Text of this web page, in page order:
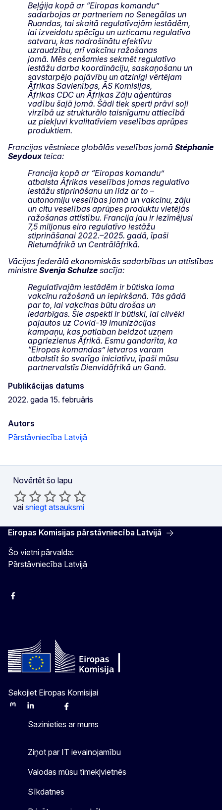
Beļģija kopā ar “Eiropas komandu”
sadarbojas ar partneriem no Senegālas un
Ruandas, tai skaitā regulatīvajām iestādēm,
lai izveidotu spēcīgu un uzticamu regulatīvo
satvaru, kas nodrošinātu efektīvu
uzraudzību, arī vakcīnu ražošanas
jomā. Mēs cenšamies sekmēt regulatīvo
iestāžu darba koordināciju, saskaņošanu un
savstarpējo paļāvību un atzinīgi vērtējam
Āfrikas Savienības, ĀS Komisijas,
Āfrikas CDC un Āfrikas Zāļu aģentūras
vadību šajā jomā. Šādi tiek sperti prāvi soļi
virzībā uz strukturālo taisnīgumu attiecībā
uz piekļuvi kvalitatīviem veselības aprūpes
produktiem.
Francijas vēstniece globālās veselības jomā Stéphanie
Seydouxteica:
Francija kopā ar “Eiropas komandu”
atbalsta Āfrikas veselības jomas regulatīvo
iestāžu stiprināšanu un līdz ar to –
autonomiju veselības jomā un vakcīnu, zāļu
un citu veselības aprūpes produktu vietējās
ražošanas attīstību. Francija jau ir iezīmējusi
7,5 miljonus eiro regulatīvo iestāžu
stiprināšanai 2022.–2025. gadā, īpaši
Rietumāfrikā un Centrālāfrikā.
Vācijas federālā ekonomiskās sadarbības un attīstības
ministre Svenja Schulze sacīja:
Regulatīvajām iestādēm ir būtiska loma
vakcīnu ražošanā un iepirkšanā. Tās gādā
par to, lai vakcīnas būtu drošas un
iedarbīgas. Šie aspekti ir būtiski, lai cilvēki
paļautos uz Covid-19 imunizācijas
kampaņu, kas patlaban beidzot uzņem
apgriezienus Āfrikā. Esmu gandarīta, ka
“Eiropas komandas” ietvaros varam
atbalstīt šo svarīgo iniciatīvu, īpaši mūsu
partnervalstīs Dienvidāfrikā un Ganā.
Publikācijas datums
2022. gada 15. februāris
Autors
Pārstāvniecība Latvijā
Novērtēt šo lapu
vai sniegt atsauksmi
Eiropas Komisijas pārstāvniecība Latvijā
Šo vietni pārvalda:
Pārstāvniecība Latvijā
Facebook
Sekojiet Eiropas Komisijai
MastodonLinkedInBlueskyFacebook
Sazinieties ar mums
Ziņot par IT ievainojamību
Valodas mūsu tīmekļvietnēs
Sīkdatnes